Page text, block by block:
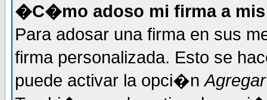
�C�mo adoso mi firma a mis
Para adosar una firma en sus
firma personalizada. Esto se
puede activar la opci�n